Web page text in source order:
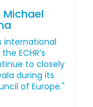
Michael
international
ECHR’s
to closely
during its
of Europe."